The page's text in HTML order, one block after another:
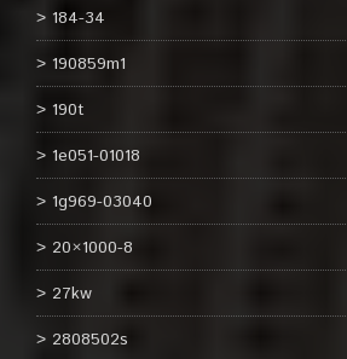
184-34
190859m1
190t
1e051-01018
1g969-03040
20×1000-8
27kw
2808502s